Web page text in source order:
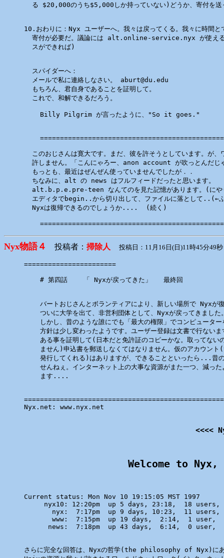
る $20,000のうち$5,000しか持っていない)どうか、寄付を送
10.おわりに：Nyx ユーザーへ。我々は戻ってくる。我々に時間と
寄付が必要だ。議論には alt.online-service.nyx が使える
  スができれば)
  スパイダーへ：
  メールで私に連絡しなさい。 aburt@du.edu
  もちろん、君自身であることを証明して。
  これで、和解できるだろう。
    Billy Pilgrim が言ったように、"So it goes."
このおじさんは寛大です。まだ、彼を許そうとしています。が、
許しません。「こんにゃろー、anon account が吹っとんだじ
  もっとも、最近はぜんぜん使っていませんでしたが．．
  ちなみに、alt の news はフルフィードだったと思います。
alt.b.p.e.pre-teen なんてのを見た記憶があります。(にや
エディタでbegin..から切り出して、ファイルに落として..(←
  Nyxは復帰できるのでしょうか....  (続く)
Nyx物語４ 投稿者： 掃除人 投稿日：11月16日(日)11時45分49秒
=======================
    # 第四話    「 Nyxが戻ってきた」   最終回
バートおじさんとボランティアにより、新しい場所で Nyxが
ついに大学を出て、非営利団体として、Nyxが戻ってきました
しかし、昔のような誰にでも「最大の権限」でコンピューター
方針は少し変わったようです。ユーザー登録は文書で行ないま
ある事を証明して(日本だと免許証のコピーかな。取ってない
ません)申込書を郵送しなくてはなりません。仮のアカウン
発行してくれる)はありますが、できることといったら...昔
せんねぇ。インターネット上の大事な資源がまた一つ、減った
    ます....
Nyx.net: www.nyx.net
<<<<
Welcome to
Current status: Mon Nov 10 19:15:05 MST 1997
nyx10: 12:20pm  up 5 days, 23:18,  18 users,
nyx:  7:17pm  up 9 days, 10:23,  11 users,
www:  7:15pm  up 19 days,  2:14,  1 user,
news:  7:18pm  up 43 days,  6:14,  0 user,
さらに完全な回答は、Nyxの哲学(the philosophy of Nyx)にあ